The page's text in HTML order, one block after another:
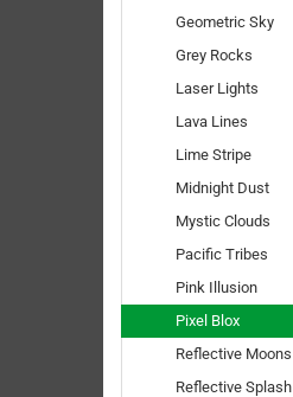
Geometric Sky
Grey Rocks
Laser Lights
Lava Lines
Lime Stripe
Midnight Dust
Mystic Clouds
Pacific Tribes
Pink Illusion
Pixel Blox
Reflective Moons
Reflective Splash